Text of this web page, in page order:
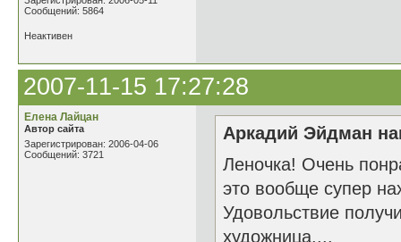
Сообщений: 5864
Неактивен
2007-11-15 17:27:28
Елена Лайцан
Автор сайта
Зарегистрирован: 2006-04-06
Сообщений: 3721
Аркадий Эйдман
Леночка! Очень
это вообще супер
Удовольствие
художница....